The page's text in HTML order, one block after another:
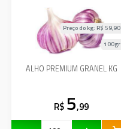
ALHO PREMIUM GRANEL KG
Preço do kg: R$ 59,90
100gr
R$ 5,99